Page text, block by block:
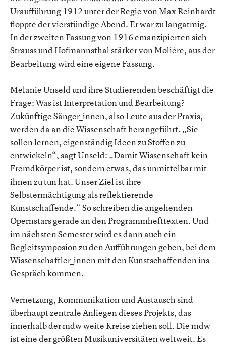
Uraufführung 1912 unter der Regie von Max Reinhardt
floppte der vierstündige Abend. Er war zu langatmig.
In der zweiten Fassung von 1916 emanzipierten sich
Strauss und Hofmannsthal stärker von Molière, aus der
Bearbeitung wird eine eigene Fassung.
Melanie Unseld und ihre Studierenden beschäftigt die
Frage: Was ist Interpretation und Bearbeitung?
Zukünftige Sänger_innen, also Leute aus der Praxis,
werden da an die Wissenschaft herangeführt. „Sie
sollen lernen, eigenständig Ideen zu Stoffen zu
entwickeln“, sagt Unseld: „Damit Wissenschaft kein
Fremdkörper ist, sondern etwas, das unmittelbar mit
ihnen zu tun hat. Unser Ziel ist ihre
Selbstermächtigung als reflektierende
Kunstschaffende.“ So schreiben die angehenden
Opernstars gerade an den Programmhefttexten. Und
im nächsten Semester wird es dann auch ein
Begleitsymposion zu den Aufführungen geben, bei dem
Wissenschaftler_innen mit den Kunstschaffenden ins
Gespräch kommen.
Vernetzung, Kommunikation und Austausch sind
überhaupt zentrale Anliegen dieses Projekts, das
innerhalb der mdw weite Kreise ziehen soll. Die mdw
ist eine der größten Musikuniversitäten weltweit. Es